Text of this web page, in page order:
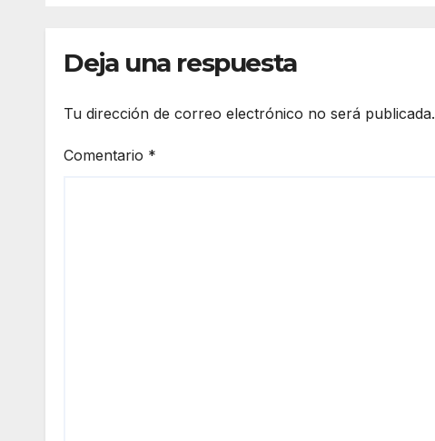
Deja una respuesta
Tu dirección de correo electrónico no será publicada.
Comentario *